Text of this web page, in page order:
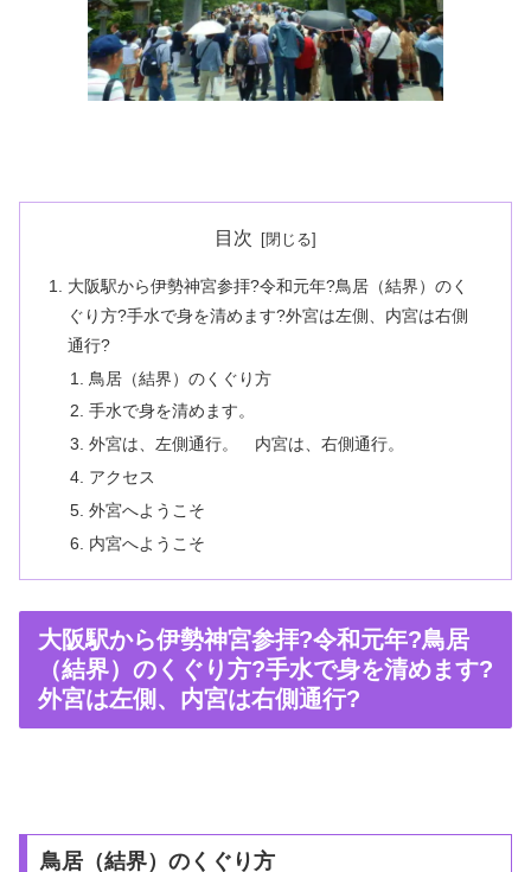
目次
大阪駅から伊勢神宮参拝?令和元年?鳥居（結界）のく
ぐり方?手水で身を清めます?外宮は左側、内宮は右側
通行?
鳥居（結界）のくぐり方
手水で身を清めます。
外宮は、左側通行。 内宮は、右側通行。
アクセス
外宮へようこそ
内宮へようこそ
大阪駅から伊勢神宮参拝?令和元年?鳥居
（結界）のくぐり方?手水で身を清めます?
外宮は左側、内宮は右側通行?
鳥居（結界）のくぐり方